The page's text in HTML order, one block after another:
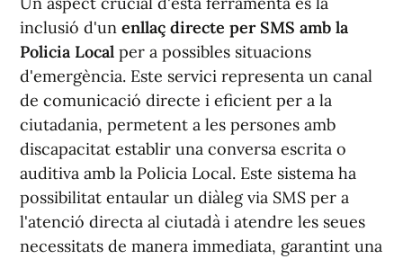
inclusió d'un enllaç directe per SMS amb la
Policia Local per a possibles situacions
d'emergència. Este servici representa un canal
de comunicació directe i eficient per a la
ciutadania, permetent a les persones amb
discapacitat establir una conversa escrita o
auditiva amb la Policia Local. Este sistema ha
possibilitat entaular un diàleg via SMS per a
l'atenció directa al ciutadà i atendre les seues
necessitats de manera immediata, garantint una